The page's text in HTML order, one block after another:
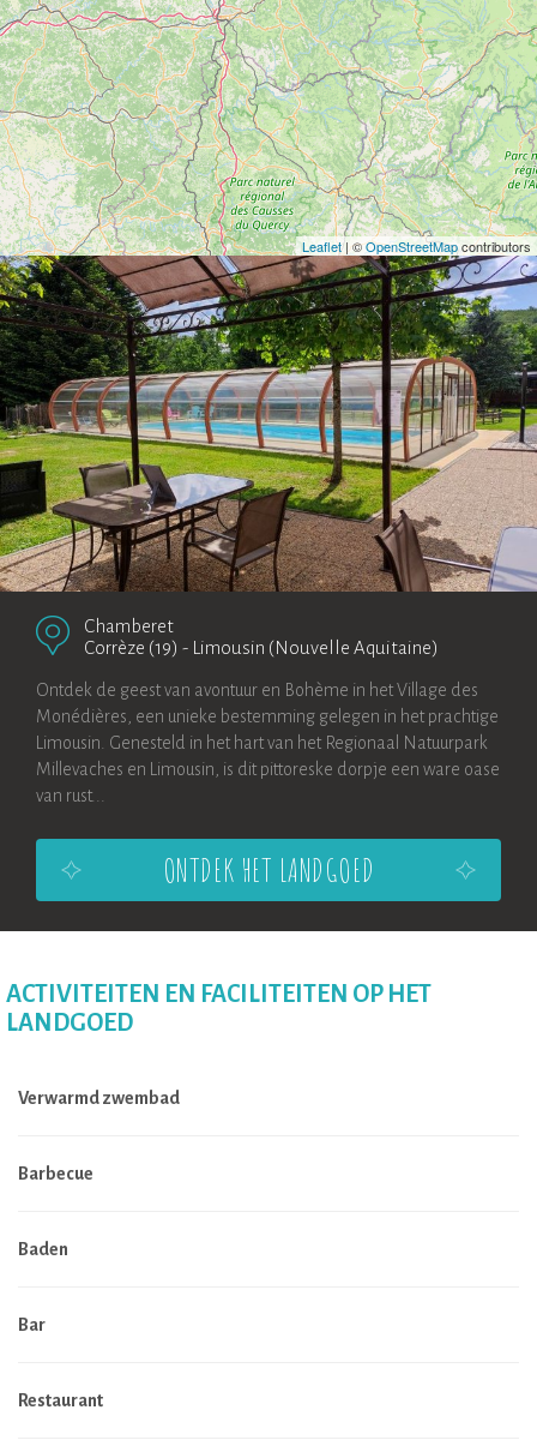
Leaflet| ©OpenStreetMapcontributors
Chamberet
Corrèze (19) - Limousin (Nouvelle Aquitaine)
Ontdek de geest van avontuur en Bohème in het Village des
Monédières, een unieke bestemming gelegen in het prachtige
Limousin. Genesteld in het hart van het Regionaal Natuurpark
Millevaches en Limousin, is dit pittoreske dorpje een ware oase
van rust...
ONTDEK HET LANDGOED
ACTIVITEITEN EN FACILITEITEN OP HET
LANDGOED
Verwarmd zwembad
Barbecue
Baden
Bar
Restaurant